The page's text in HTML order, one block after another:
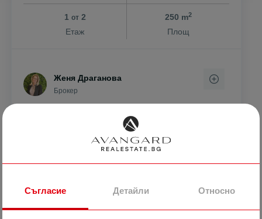
1 от2
Етаж
250 m2
Площ
Женя Драганова
Брокер
Съгласие Детайли Относно